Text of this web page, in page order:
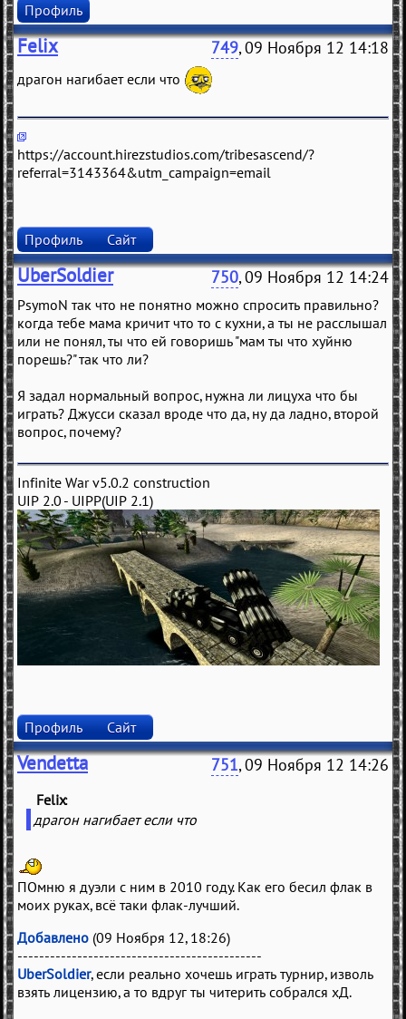
Профиль
Felix 749, 09 Ноября 12 14:18
драгон нагибает если что
https://account.hirezstudios.com/tribesascend/?
referral=3143364&utm_campaign=email
Профиль Сайт
UberSoldier 750, 09 Ноября 12 14:24
PsymoN так что не понятно можно спросить правильно?
когда тебе мама кричит что то с кухни, а ты не расслышал
или не понял, ты что ей говоришь "мам ты что хуйню
порешь?" так что ли?
Я задал нормальный вопрос, нужна ли лицуха что бы
играть? Джусси сказал вроде что да, ну да ладно, второй
вопрос, почему?
Infinite War v5.0.2 construction
UIP 2.0 - UIPP(UIP 2.1)
Профиль Сайт
Vendetta 751, 09 Ноября 12 14:26
Felix
драгон нагибает если что
ПОмню я дуэли с ним в 2010 году. Как его бесил флак в
моих руках, всё таки флак-лучший.
Добавлено (09 Ноября 12, 18:26)
---------------------------------------------
UberSoldier, если реально хочешь играть турнир, изволь
взять лицензию, а то вдруг ты читерить собрался хД.